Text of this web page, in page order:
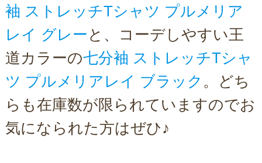
袖 ストレッチTシャツ プルメリア
レイ グレー と、コーデしやすい王
道カラーの七分袖 ストレッチTシャ
ツ プルメリアレイ ブラック 。どち
らも在庫数が限られていますのでお
気になられた方はぜひ♪